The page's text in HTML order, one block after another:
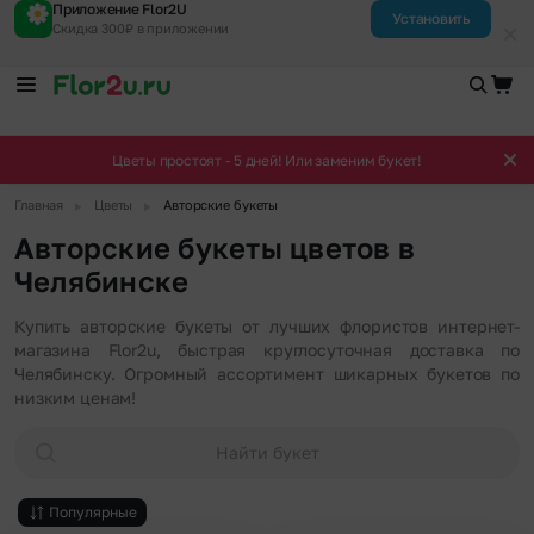
Приложение Flor2U
Скидка 300₽ в приложении
Установить
Цветы простоят - 5 дней! Или заменим букет!
Главная Цветы Авторские букеты
Авторские букеты цветов в
Челябинске
Купить авторские букеты от лучших флористов интернет-
магазина Flor2u, быстрая круглосуточная доставка по
Челябинску. Огромный ассортимент шикарных букетов по
низким ценам!
Найти букет
Популярные